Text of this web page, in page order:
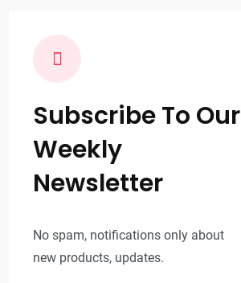
Subscribe To Our
Weekly
Newsletter
No spam, notifications only about
new products, updates.